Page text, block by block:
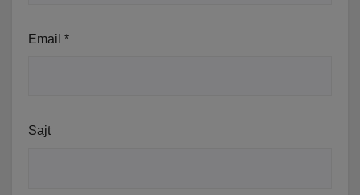
Email *
Sajt